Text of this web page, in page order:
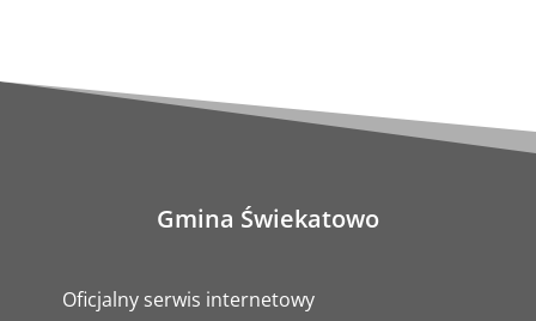
Gmina Świekatowo
Oficjalny serwis internetowy